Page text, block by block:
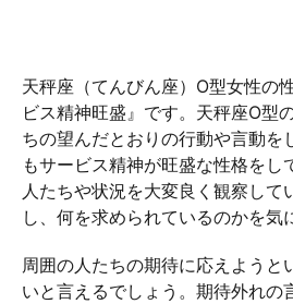
天秤座（てんびん座）O型女性の
ビス精神旺盛』です。天秤座O型
ちの望んだとおりの行動や言動を
もサービス精神が旺盛な性格をし
人たちや状況を大変良く観察して
し、何を求められているのかを気
周囲の人たちの期待に応えようと
いと言えるでしょう。期待外れの